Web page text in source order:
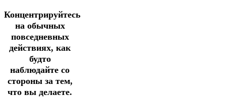
Концентрируйтесь
на обычных
повседневных
действиях, как
будто
наблюдайте со
стороны за тем,
что вы делаете.